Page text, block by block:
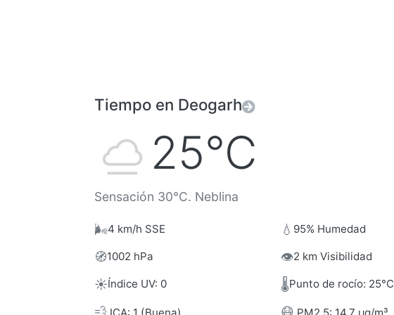
Tiempo en Deogarh
25°C
Sensación 30°C. Neblina
🌬️4 km/h SSE 💧 95% Humedad
🧭1002 hPa 👁️2 km Visibilidad
☀️Índice UV: 0 🌡️Punto de rocío: 25°C
💨 😷